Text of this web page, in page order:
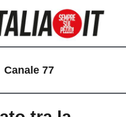
Canale 77